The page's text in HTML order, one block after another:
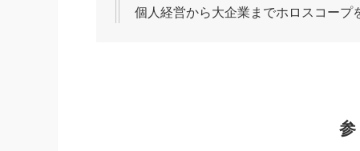
個人経営から大企業までホロスコープ